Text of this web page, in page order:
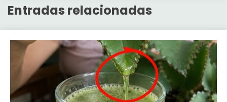
Entradas relacionadas